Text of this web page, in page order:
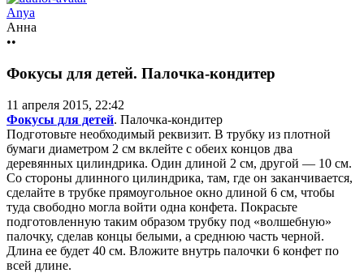
Anya
Анна
••
Фокусы для детей. Палочка-кондитер
11 апреля 2015, 22:42
Фокусы для детей. Палочка-кондитер
Подготовьте необходимый реквизит. В трубку из плотной
бумаги диаметром 2 см вклейте с обеих концов два
деревянных цилиндрика. Один длиной 2 см, другой — 10 см.
Со стороны длинного цилиндрика, там, где он заканчивается,
сделайте в трубке прямоугольное окно длиной 6 см, чтобы
туда свободно могла войти одна конфета. Покрасьте
подготовленную таким образом трубку под «волшебную»
палочку, сделав концы белыми, а среднюю часть черной.
Длина ее будет 40 см. Вложите внутрь палочки 6 конфет по
всей длине.